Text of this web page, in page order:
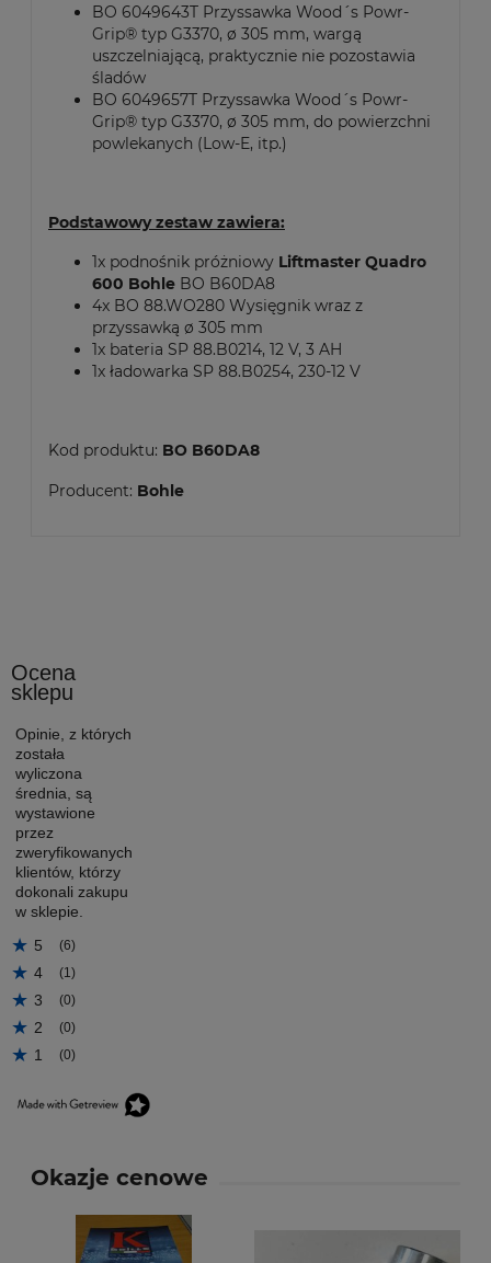
BO 6049643T Przyssawka Wood´s Powr-
Grip® typ G3370, ø 305 mm, wargą
uszczelniającą, praktycznie nie pozostawia
śladów
BO 6049657T Przyssawka Wood´s Powr-
Grip® typ G3370, ø 305 mm, do powierzchni
powlekanych (Low-E, itp.)
Podstawowy zestaw zawiera:
1x podnośnik próżniowy Liftmaster Quadro
600 Bohle BO B60DA8
4x BO 88.WO280 Wysięgnik wraz z
przyssawką ø 305 mm
1x bateria SP 88.B0214, 12 V, 3 AH
1x ładowarka SP 88.B0254, 230-12 V
Kod produktu: BO B60DA8
Producent: Bohle
Ocena
sklepu
Opinie, z których
została
wyliczona
średnia, są
wystawione
przez
zweryfikowanych
klientów, którzy
dokonali zakupu
w sklepie.
5
(6)
4 (1)
3 (0)
2 (0)
1 (0)
Okazje cenowe